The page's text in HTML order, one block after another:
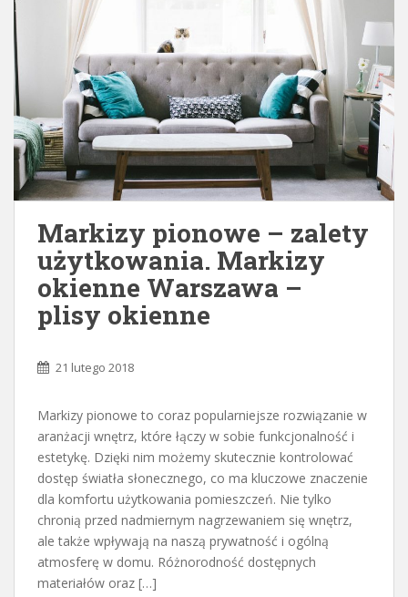
Markizy pionowe – zalety
użytkowania. Markizy
okienne Warszawa –
plisy okienne
21 lutego 2018
Markizy pionowe to coraz popularniejsze rozwiązanie w
aranżacji wnętrz, które łączy w sobie funkcjonalność i
estetykę. Dzięki nim możemy skutecznie kontrolować
dostęp światła słonecznego, co ma kluczowe znaczenie
dla komfortu użytkowania pomieszczeń. Nie tylko
chronią przed nadmiernym nagrzewaniem się wnętrz,
ale także wpływają na naszą prywatność i ogólną
atmosferę w domu. Różnorodność dostępnych
materiałów oraz […]